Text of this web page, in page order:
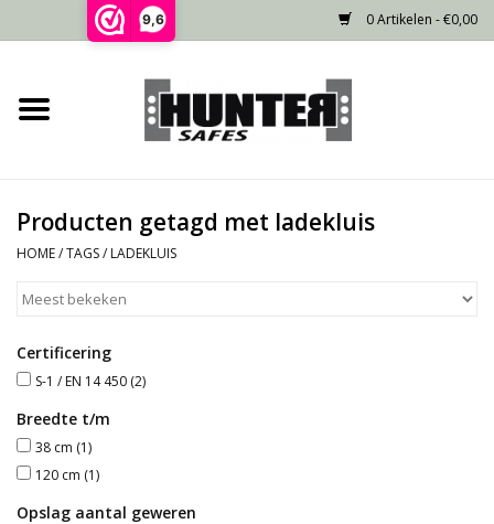
9,6 0 Artikelen - €0,00
Home
Gecertificeerd
Niet gecertificeerd
Kluisdeur
Recente projecten
Opties
Producten getagd met ladekluis
HOME/TAGS/ LADEKLUIS
Certificering
S-1 / EN 14 450 (2)
Breedte t/m
38 cm (1)
120 cm (1)
Opslag aantal geweren